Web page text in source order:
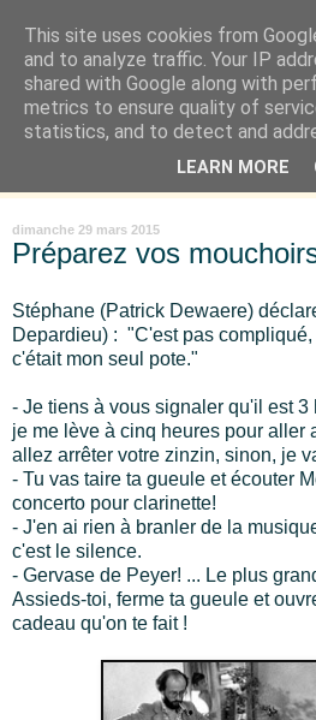
Là où je suis
"Les temps sont durs pour les
j'ai le cœur à l'affût et j'ouvre mon
vous-même, tous les autres sont
dimanche 29 mars 2015
Préparez vos
Stéphane (Patrick Dewaere)
Depardieu) : "C'est pas
c'était mon seul pote."
- Je tiens à vous signaler qu'il est 3
je me lève à cinq heures pour aller
allez arrêter votre zinzin, sinon, je
- Tu vas taire ta gueule et écouter
concerto pour clarinette!
- J'en ai rien à branler de la
c'est le silence.
- Gervase de Peyer! ... Le plus
Assieds-toi, ferme ta gueule et
cadeau qu'on te fait !
This site uses cookies from
and to analyze traffic. Your IP
shared with Google along with
metrics to ensure quality of
statistics, and to detect and
LEARN MORE